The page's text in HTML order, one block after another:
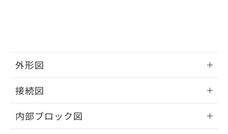
外形図
接続図
内部ブロック図
※当社の共同利用者とは、"個人情報
用者の範囲」に記載されている法人を
EU RoHS指令（10物質）の非含有証明書
51物質の非含有証明書（当社基準）
ものではありません。
また、RoHS指令のフタル酸エステル類４
物質の対応では、対応完了までの期間は出
荷製品に未対応品が混在することから備考